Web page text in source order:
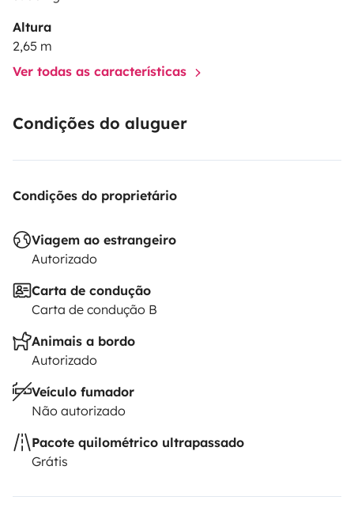
antes, durante y después del viaje
tengas que preocuparte de disfrutar.
Altura
2,65 m
Ver todas as características
Condições do aluguer
Condições do proprietário
Viagem ao estrangeiro
Autorizado
Carta de condução
Carta de condução B
Animais a bordo
Autorizado
Veículo fumador
Não autorizado
Pacote quilométrico ultrapassado
Grátis